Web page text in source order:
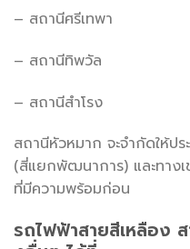
– สถานีศรีเทพา
– สถานีทิพวัล
– สถานีสำโรง
สถานีหัวหมาก จะจำกัดให้ปร
(สี่แยกพัฒนาการ) และทาง
ที่มีความพร้อมก่อน
รถไฟฟ้าสายสีเหลือง